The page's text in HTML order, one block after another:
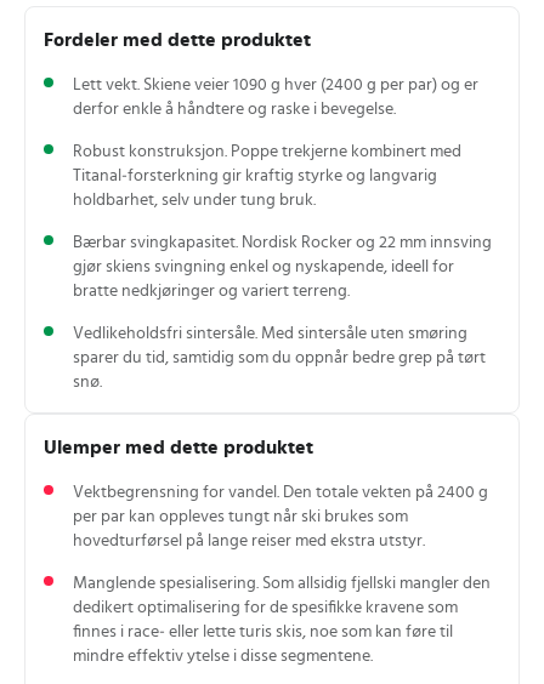
Fordeler med dette produktet
Lett vekt. Skiene veier 1090 g hver (2400 g per par) og er
derfor enkle å håndtere og raske i bevegelse.
Robust konstruksjon. Poppe trekjerne kombinert med
Titanal‑forsterkning gir kraftig styrke og langvarig
holdbarhet, selv under tung bruk.
Bærbar svingkapasitet. Nordisk Rocker og 22 mm innsving
gjør skiens svingning enkel og nyskapende, ideell for
bratte nedkjøringer og variert terreng.
Vedlikeholdsfri sintersåle. Med sintersåle uten smøring
sparer du tid, samtidig som du oppnår bedre grep på tørt
snø.
Ulemper med dette produktet
Vektbegrensning for vandel. Den totale vekten på 2400 g
per par kan oppleves tungt når ski brukes som
hovedturførsel på lange reiser med ekstra utstyr.
Manglende spesialisering. Som allsidig fjellski mangler den
dedikert optimalisering for de spesifikke kravene som
finnes i race‑ eller lette turis skis, noe som kan føre til
mindre effektiv ytelse i disse segmentene.